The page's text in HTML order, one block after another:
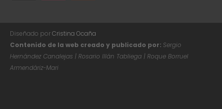
Diseñado porCristina Ocaña
Contenido de la web creado y publicado por: Sergio
Hernández Canalejas | Rosario Illán Tabliega | Roque Borruel
Armendáriz-Mari